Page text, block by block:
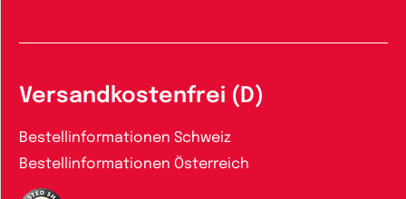
Versandkostenfrei (D)
Bestellinformationen Schweiz
Bestellinformationen Österreich